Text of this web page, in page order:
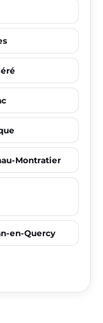
Montratier
en-Quercy